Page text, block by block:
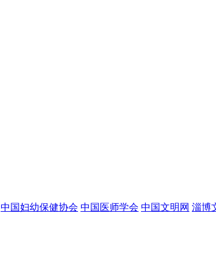
中国妇幼保健协会 中国医师学会 中国文明网 淄博